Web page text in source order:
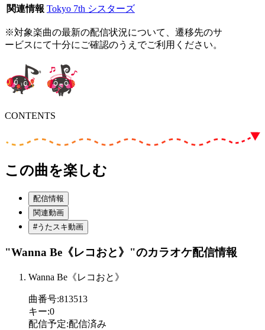
関連情報 Tokyo 7th シスターズ
※対象楽曲の最新の配信状況について、遷移先のサ
ービスにて十分にご確認のうえでご利用ください。
CONTENTS
この曲を楽しむ
配信情報
関連動画
#うたスキ動画
"Wanna Be《レコおと》"のカラオケ配信情報
Wanna Be《レコおと》
曲番号:813513
キー:0
配信予定:配信済み